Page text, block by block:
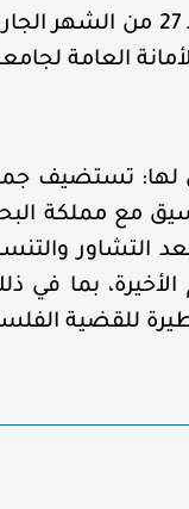
تستضيف مصر قمة عربية
العامة
لها: تستضيف
بعد التنسيق مع
بعد التشاور
الأخيرة، بما
للقضية